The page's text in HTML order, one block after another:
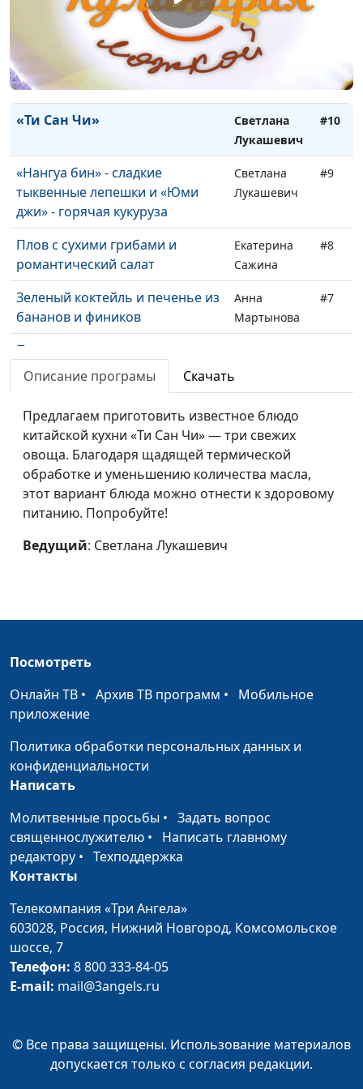
грибов и кукуруза с кедровыми
орешками
Лукашевич
Чипсы и соус «Мексиканская
сальса»
Анна
«Ти Сан Чи»
Светлана
Лукашевич
#10
«Нангуа бин» - сладкие
тыквенные лепешки и «Юми
джи» - горячая кукуруза
Светлана
Лукашевич
#9
Плов с сухими грибами и
романтический салат
Екатерина
Сажина
#8
Зеленый коктейль и печенье из
бананов и фиников
Анна
Мартынова
#7
Паста из авокадо с зеленью и
крекеры из 4-х злаков
китайски и декоративная
закуска из нори
Лукашевич
Картофельный пирог
Екатерина
Петреева
Гречневый суп с белыми
грибами и пресный хлеб
Описание програмы Скачать
Предлагаем приготовить известное блюдо
китайской кухни «Ти Сан Чи» — три свежих
овоща. Благодаря щадящей термической
обработке и уменьшению количества масла,
этот вариант блюда можно отнести к здоровому
питанию. Попробуйте!
Ведущий: Светлана Лукашевич
Посмотреть
Онлайн ТВ • Архив ТВ программ • Мобильное
приложение
Политика обработки персональных данных и
конфиденциальности
Написать
Молитвенные просьбы • Задать вопрос
священнослужителю • Написать главному
редактору • Техподдержка
Контакты
Телекомпания «Три Ангела»
603028, Россия, Нижний Новгород, Комсомольское
шоссе, 7
Телефон: 8 800 333-84-05
E-mail: mail@3angels.ru
© Все права защищены. Использование материалов
допускается только с согласия редакции.